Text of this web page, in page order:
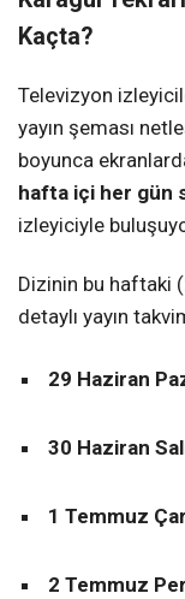
Kaçta?
Televizyon
yayın şeması
boyunca
hafta içi her gün
izleyiciyle
Dizinin bu haftaki
detaylı yayın
29 Haziran
30 Haziran
1 Temmuz
2 Temmuz